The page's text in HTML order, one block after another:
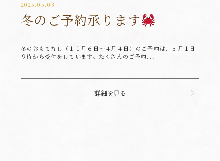
2025.05.03
冬のご予約承ります
冬のおもてなし（１１月６日～４月４日）のご予約は、５月１日
９時から受付をしています。たくさんのご予約...
詳細を見る